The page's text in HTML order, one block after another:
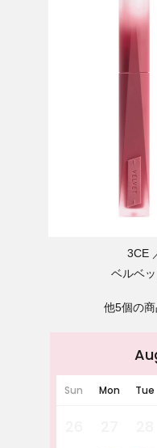
3CE
ベルベ
他5個の
Sun Mon Tue